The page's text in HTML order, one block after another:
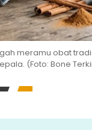
meramu obat
(Foto: Bone